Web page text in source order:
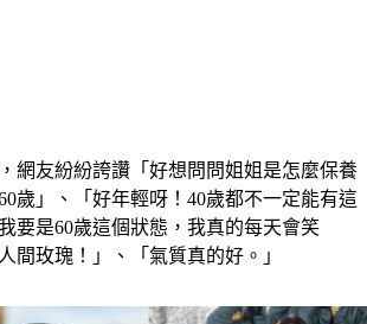
歲」、「好年輕呀！40歲都不一定能有這
要是60歲這個狀態，我真的每天會笑
間玫瑰！」、「氣質真的好。」